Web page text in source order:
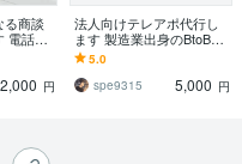
る商談
電話す
が欲
を解
円
法人向けテレアポ代行し
ます 製造業出身のBtoB営
業代行支援
5.0
spe9315
5,000 円